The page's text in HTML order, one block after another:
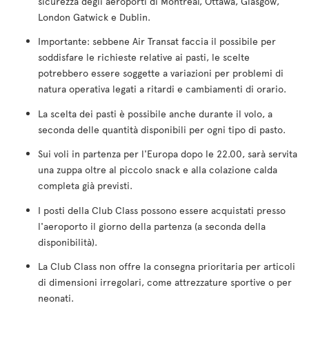
London Gatwick e Dublin.
Importante: sebbene Air Transat faccia il possibile per
soddisfare le richieste relative ai pasti, le scelte
potrebbero essere soggette a variazioni per problemi di
natura operativa legati a ritardi e cambiamenti di orario.
La scelta dei pasti è possibile anche durante il volo, a
seconda delle quantità disponibili per ogni tipo di pasto.
Sui voli in partenza per l'Europa dopo le 22.00, sarà servita
una zuppa oltre al piccolo snack e alla colazione calda
completa già previsti.
I posti della Club Class possono essere acquistati presso
l'aeroporto il giorno della partenza (a seconda della
disponibilità).
La Club Class non offre la consegna prioritaria per articoli
di dimensioni irregolari, come attrezzature sportive o per
neonati.